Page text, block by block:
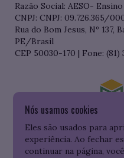
Nós usamos cookies
Eles são usados para
experiência. Ao fechar
continuar na página,
Razão Social: AESO-
CNPJ: CNPJ: 09.726.365/
Rua do Bom Jesus, Nº 137,
PE/Brasil
CEP 50030-170 | Fone: (81)
Consulte o cadastro da